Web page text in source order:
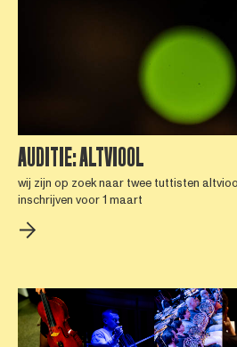
AUDITIE: ALTVIOOL
wij zijn op zoek naar twee tuttisten
inschrijven voor 1 maart